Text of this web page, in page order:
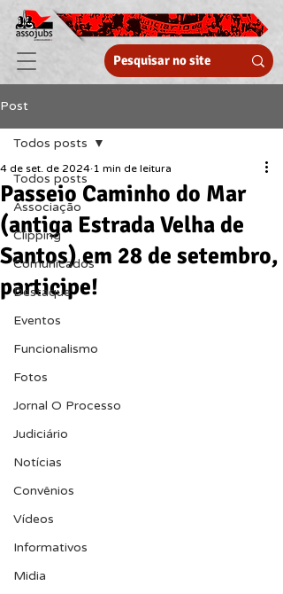
Post
Todos posts
Associação
Clipping
Comunicados
Destaque
Eventos
Funcionalismo
Fotos
Jornal O Processo
Judiciário
Notícias
Convênios
Vídeos
Informativos
Midia
Todos posts
Passeio Caminho do Mar
(antiga Estrada Velha de
Santos) em 28 de setembro,
participe!
4 de set. de 2024 1 min de leitura